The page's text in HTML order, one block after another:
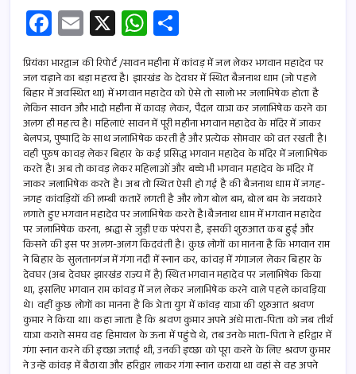
Fa
ce
b
o
o
k
E
m
ail
X W
h
at
s
A
p
p
h
ar
e
प्रियंका भारद्वाज की रिपोर्ट /सावन महीना में कांवड़ में जल लेकर भगवान महादेव पर
जल चढ़ाने का बड़ा महत्व है। झारखंड के देवघर में स्थित बैजनाथ धाम (जो पहले
बिहार में अवस्थित था) में भगवान महादेव को ऐसे तो सालो भर जलाभिषेक होता है
लेकिन सावन और भादो महीना में कावड़ लेकर, पैदल यात्रा कर जलाभिषेक करने का
अलग ही महत्व है। महिलाएं सावन में पूरी महीना भगवान महादेव के मंदिर में जाकर
बेलपत्र, पुष्पादि के साथ जलाभिषेक करती है और प्रत्येक सोमवार को व्रत रखती है।
वही पुरुष कावड़ लेकर बिहार के कई प्रसिद्ध भगवान महादेव के मंदिर में जलाभिषेक
करते है। अब तो कावड़ लेकर महिलाओं और बच्चे भी भगवान महादेव के मंदिर में
जाकर जलाभिषेक करते है। अब तो स्थित ऐसी हो गई है की बैजनाथ धाम में जगह-
जगह कांवड़ियों की लम्बी कतारें लगती है और लोग बोल बम, बोल बम के जयकारे
लगाते हुए भगवान महादेव पर जलाभिषेक करते है।बैजनाथ धाम में भगवान महादेव
पर जलाभिषेक करना, श्रद्धा से जुड़ी एक परंपरा है, इसकी शुरुआत कब हुई और
किसने की इस पर अलग-अलग किदवंती है। कुछ लोगों का मानना है कि भगवान राम
ने बिहार के सुलतानगंज में गंगा नदी में स्नान कर, कांवड़ में गंगाजल लेकर बिहार के
देवघर (अब देवघर झारखंड राज्य में है) स्थित भगवान महादेव पर जलाभिषेक किया
था, इसलिए भगवान राम कांवड़ में जल लेकर जलाभिषेक करने वाले पहले कावड़िया
थे। वहीं कुछ लोगों का मानना है कि त्रेता युग में कांवड़ यात्रा की शुरुआत श्रवण
कुमार ने किया था। कहा जाता है कि श्रवण कुमार अपने अंधे माता-पिता को जब तीर्थ
यात्रा कराते समय वह हिमाचल के ऊना में पहुंचे थे, तब उनके माता-पिता ने हरिद्वार में
गंगा स्नान करने की इच्छा जताई थी, उनकी इच्छा को पूरा करने के लिए श्रवण कुमार
ने उन्हें कांवड़ में बैठाया और हरिद्वार लाकर गंगा स्नान कराया था वहां से वह अपने